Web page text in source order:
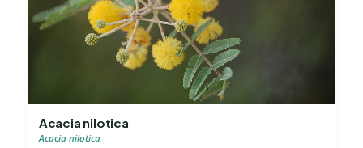
Acacia nilotica
Acacia nilotica